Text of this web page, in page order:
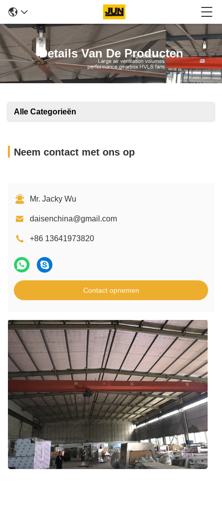
Details Van De Producten
Alle Categorieën
Neem contact met ons op
Mr. Jacky Wu
daisenchina@gmail.com
+86 13641973820
Contact opnemen